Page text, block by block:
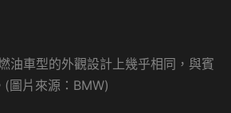
油車型的外觀設計上幾乎相同，與賓
圖片來源：BMW)